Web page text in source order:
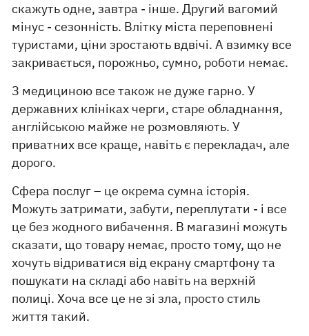
скажуть одне, завтра - інше. Другий вагомий
мінус - сезонність. Влітку міста переповнені
туристами, ціни зростають вдвічі. А взимку все
закривається, порожньо, сумно, роботи немає.
З медициною все також не дуже гарно. У
державних клініках черги, старе обладнання,
англійською майже не розмовляють. У
приватних все краще, навіть є перекладач, але
дорого.
Сфера послуг – це окрема сумна історія.
Можуть затримати, забути, переплутати - і все
це без жодного вибачення. В магазині можуть
сказати, що товару немає, просто тому, що не
хочуть відриватися від екрану смартфону та
пошукати на складі або навіть на верхній
полиці. Хоча все це не зі зла, просто стиль
життя такий.